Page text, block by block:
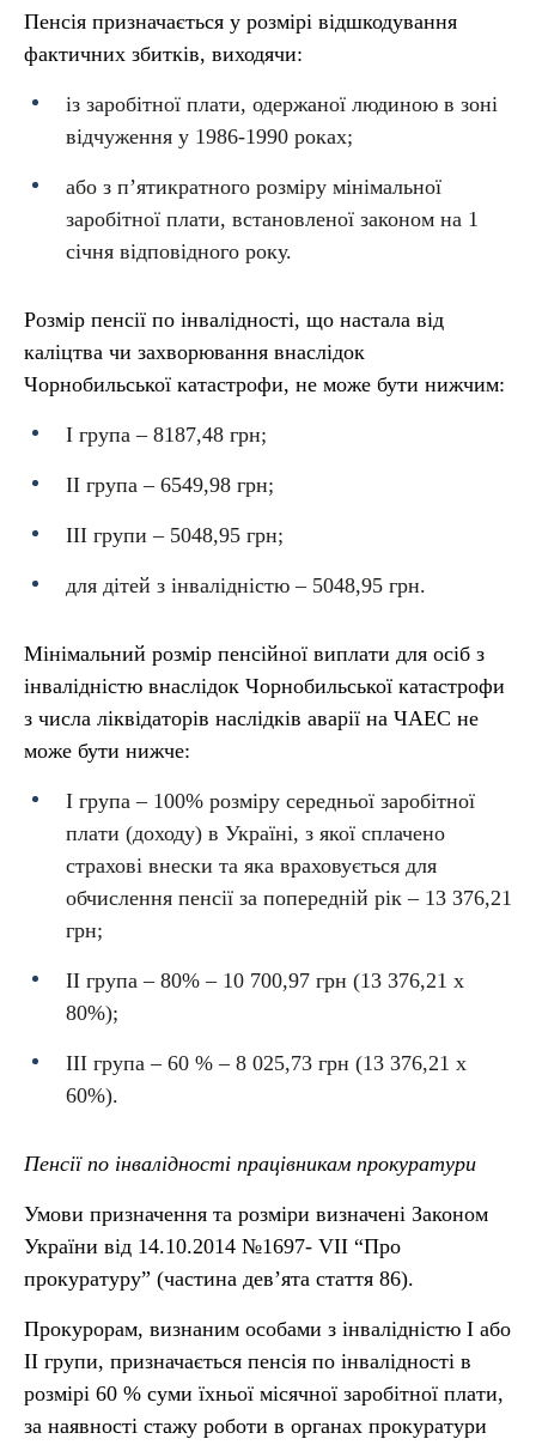
Пенсія призначається у розмірі відшкодування
фактичних збитків, виходячи:
із заробітної плати, одержаної людиною в зоні
відчуження у 1986-1990 роках;
або з п’ятикратного розміру мінімальної
заробітної плати, встановленої законом на 1
січня відповідного року.
Розмір пенсії по інвалідності, що настала від
каліцтва чи захворювання внаслідок
Чорнобильської катастрофи, не може бути нижчим:
I група – 8187,48 грн;
II група – 6549,98 грн;
III групи – 5048,95 грн;
для дітей з інвалідністю – 5048,95 грн.
Мінімальний розмір пенсійної виплати для осіб з
інвалідністю внаслідок Чорнобильської катастрофи
з числа ліквідаторів наслідків аварії на ЧАЕС не
може бути нижче:
І група – 100% розміру середньої заробітної
плати (доходу) в Україні, з якої сплачено
страхові внески та яка враховується для
обчислення пенсії за попередній рік – 13 376,21
грн;
ІІ група – 80% – 10 700,97 грн (13 376,21 х
80%);
ІІІ група – 60 % – 8 025,73 грн (13 376,21 х
60%).
Пенсії по інвалідності працівникам прокуратури
Умови призначення та розміри визначені Законом
України від 14.10.2014 №1697- VІІ “Про
прокуратуру” (частина дев’ята стаття 86).
Прокурорам, визнаним особами з інвалідністю I або
II групи, призначається пенсія по інвалідності в
розмірі 60 % суми їхньої місячної заробітної плати,
за наявності стажу роботи в органах прокуратури